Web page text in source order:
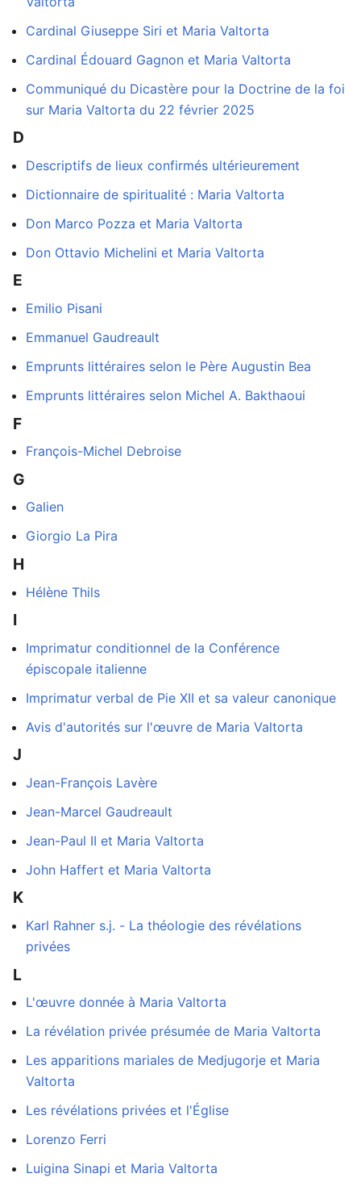
Cardinal Giuseppe Siri et Maria Valtorta
Cardinal Édouard Gagnon et Maria Valtorta
Communiqué du Dicastère pour la Doctrine de la foi
sur Maria Valtorta du 22 février 2025
D
Descriptifs de lieux confirmés ultérieurement
Dictionnaire de spiritualité : Maria Valtorta
Don Marco Pozza et Maria Valtorta
Don Ottavio Michelini et Maria Valtorta
E
Emilio Pisani
Emmanuel Gaudreault
Emprunts littéraires selon le Père Augustin Bea
Emprunts littéraires selon Michel A. Bakthaoui
F
François-Michel Debroise
G
Galien
Giorgio La Pira
H
Hélène Thils
I
Imprimatur conditionnel de la Conférence
épiscopale italienne
Imprimatur verbal de Pie XII et sa valeur canonique
Avis d'autorités sur l'œuvre de Maria Valtorta
J
Jean-François Lavère
Jean-Marcel Gaudreault
Jean-Paul II et Maria Valtorta
John Haffert et Maria Valtorta
K
Karl Rahner s.j. - La théologie des révélations
privées
L
L'œuvre donnée à Maria Valtorta
La révélation privée présumée de Maria Valtorta
Les apparitions mariales de Medjugorje et Maria
Valtorta
Les révélations privées et l'Église
Lorenzo Ferri
Luigina Sinapi et Maria Valtorta